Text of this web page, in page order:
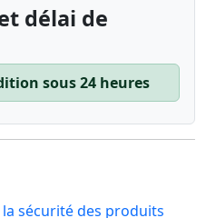
délai de
sous 24 heures
sécurité des produits